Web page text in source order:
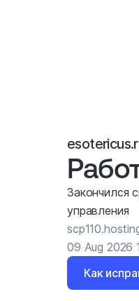
Закончился
управления
09 Aug 2026
Как